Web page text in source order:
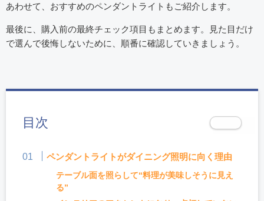
あわせて、おすすめのペンダントライトもご紹介します。
最後に、購入前の最終チェック項目もまとめます。見た目だけ
で選んで後悔しないために、順番に確認していきましょう。
目次
ペンダントライトがダイニング照明に向く理由
テーブル面を照らして“料理が美味しそうに見え
る”